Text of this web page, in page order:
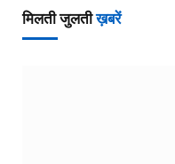
मिलती जुलतीख़बरें